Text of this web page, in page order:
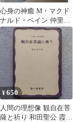
心身の神癒 M・マクド
ナルド・ベイン 仲里誠
吉 訳 霞ヶ関書房
¥650
人間の理想像 観自在菩
薩と祈り 和田聖公 霞ヶ